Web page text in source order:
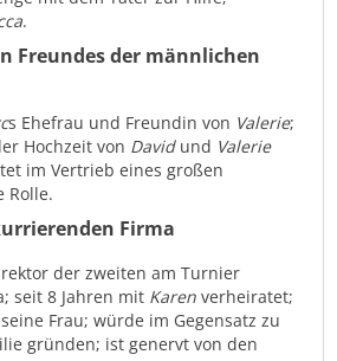
.
Freundes der männlichen
s Ehefrau und Freundin von Valerie;
Hochzeit von Davidund Valerie
im Vertrieb eines großen
Rolle.
Firma
der zweiten am Turnier
seit 8 Jahren mit Karen verheiratet;
Frau; würde im Gegensatz zu
gründen; ist genervt von den